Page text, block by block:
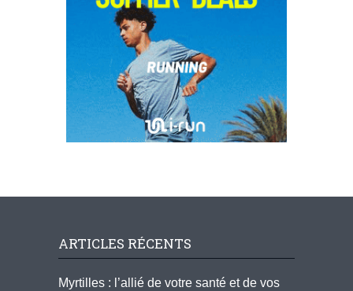
ARTICLES RÉCENTS
Myrtilles : l’allié de votre santé et de vos